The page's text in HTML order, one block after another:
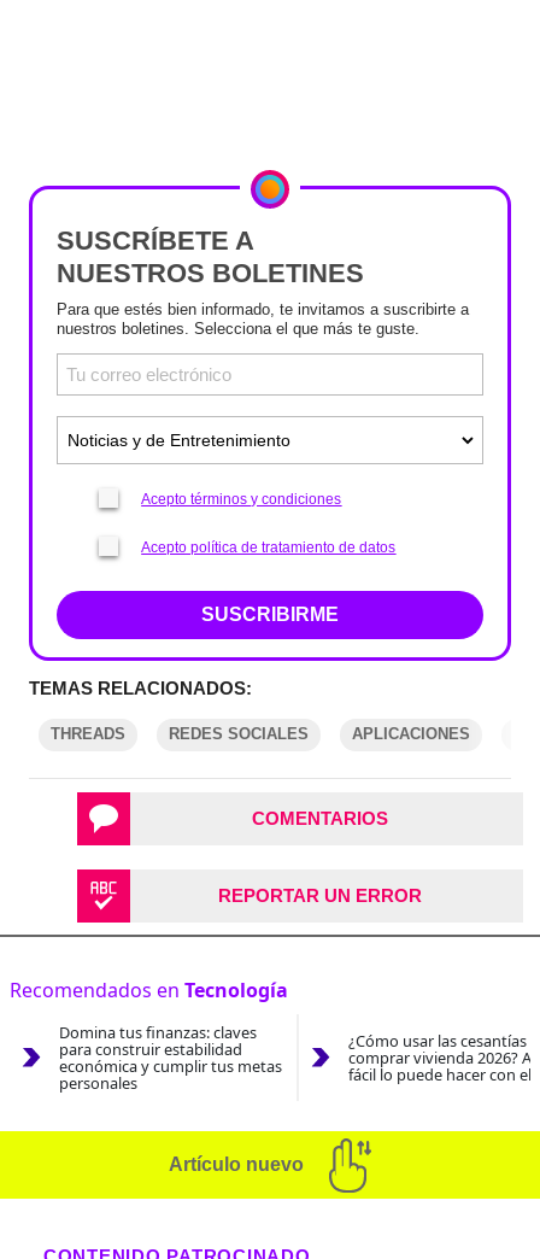
SUSCRÍBETE A
NUESTROS BOLETINES
Para que estés bien informado, te invitamos a suscribirte a
nuestros boletines. Selecciona el que más te guste.
Acepto términos y condiciones
Acepto política de tratamiento de datos
SUSCRIBIRME
TEMAS RELACIONADOS:
THREADS REDES SOCIALES APLICACIONES
COMENTARIOS
REPORTAR UN ERROR
Recomendados en Tecnología
Domina tus finanzas: claves
para construir estabilidad
económica y cumplir tus metas
personales
¿Cómo usar las cesantías
comprar vivienda 2026?
fácil lo puede hacer con el
Artículo nuevo